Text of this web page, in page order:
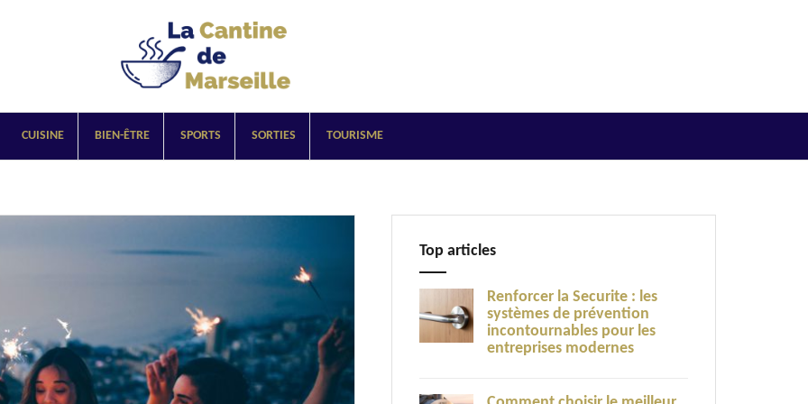
CUISINE BIEN-ÊTRE SPORTS SORTIES TOURISME
Top articles
Renforcer la Securite : les
systèmes de prévention
incontournables pour les
entreprises modernes